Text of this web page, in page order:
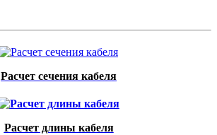
Расчет сечения кабеля
Расчет длины кабеля